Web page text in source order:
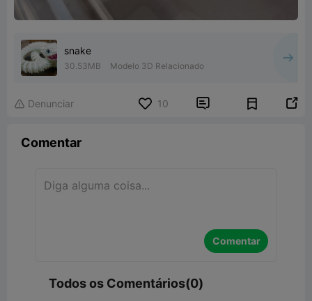
snake
30.53MB Modelo 3D Relacionado
 Denunciar 10  
Comentar
Comentar
Todos os Comentários(0)